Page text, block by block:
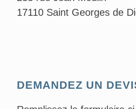
17110 Saint Georges de
DEMANDEZ UN